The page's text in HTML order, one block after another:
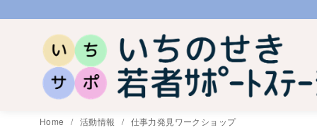
Home 活動情報 仕事力発見ワークショップ